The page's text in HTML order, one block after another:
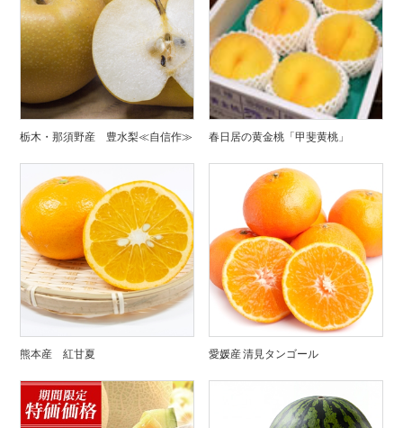
栃木・那須野産 豊水梨≪自信作≫ 春日居の黄金桃「甲斐黄桃」
熊本産 紅甘夏 愛媛産 清見タンゴール